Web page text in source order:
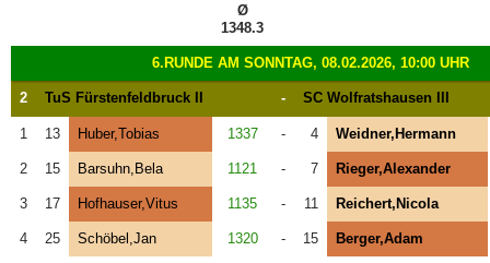
Ø
1348.3
6.RUNDE AM SONNTAG, 08.02.2026, 10:00 UHR
2 TuS Fürstenfeldbruck II - SC Wolfratshausen III
1 13 Huber,Tobias 1337 - 4 Weidner,Hermann
2 15 Barsuhn,Bela 1121 - 7 Rieger,Alexander
3 17 Hofhauser,Vitus 1135 - 11 Reichert,Nicola
4 25 Schöbel,Jan 1320 - 15 Berger,Adam